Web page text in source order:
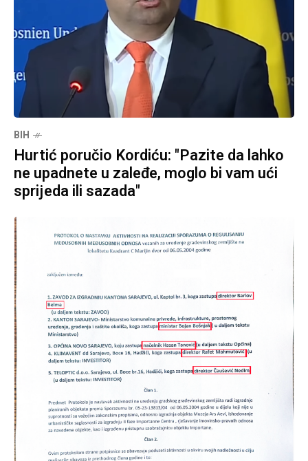
BIH
Hurtić poručio Kordiću: "Pazite da lahko
ne upadnete u zaleđe, moglo bi vam ući
sprijeda ili sazada"